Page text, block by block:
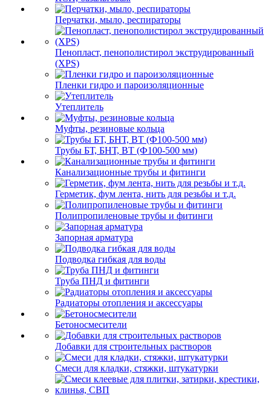
Перчатки, мыло, респираторы
Пенопласт, пенополистирол экструдированный
(XPS)
Пленки гидро и пароизоляционные
Утеплитель
Муфты, резиновые кольца
Трубы БТ, БНТ, ВТ (Ф100-500 мм)
Канализационные трубы и фитинги
Герметик, фум лента, нить для резьбы и т.д.
Полипропиленовые трубы и фитинги
Запорная арматура
Подводка гибкая для воды
Труба ПНД и фитинги
Радиаторы отопления и аксессуары
Бетоносмесители
Добавки для строительных растворов
Смеси для кладки, стяжки, штукатурки